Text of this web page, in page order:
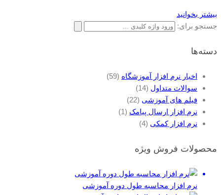
بیشتر بخوانید
جستجو برای:
دسته‌ها
اخبار نرم افزار آموزشگاه (59)
سوالات متداول (14)
فیلم های آموزشی (22)
نرم افزار ارسال پیامک (1)
نرم افزار کمکی (4)
محصولات فروش ویژه
نرم افزار محاسبه طول دوره آموزشی